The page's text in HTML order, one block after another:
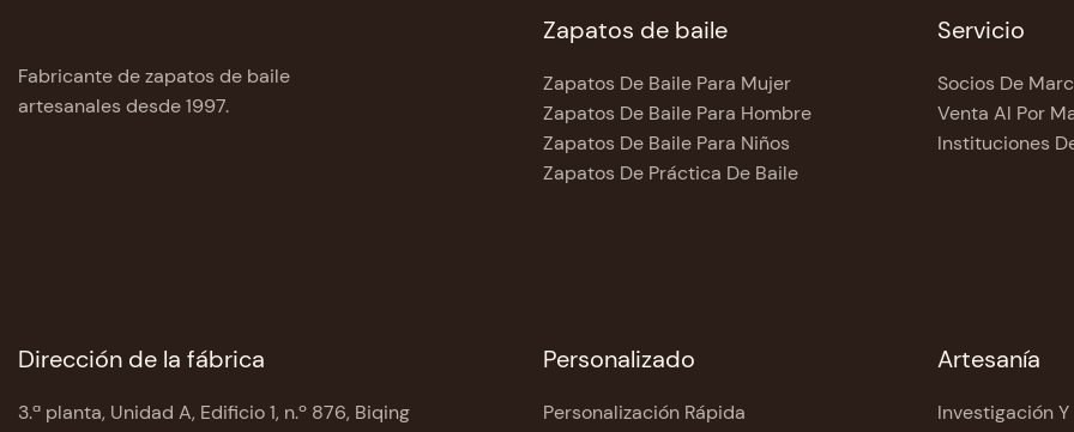
Fabricante de zapatos de baile
artesanales desde 1997.
Zapatos de baile
Zapatos De Baile Para Mujer
Zapatos De Baile Para Hombre
Zapatos De Baile Para Niños
Zapatos De Práctica De Baile
Servicio
Socios De
Venta Al Por
Instituciones
Dirección de la fábrica
3.ª planta, Unidad A, Edificio 1, n.º 876, Biqing
Personalizado
Personalización Rápida
Artesanía
Investigación